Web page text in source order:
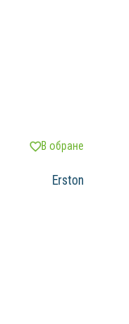
В обране
Erston